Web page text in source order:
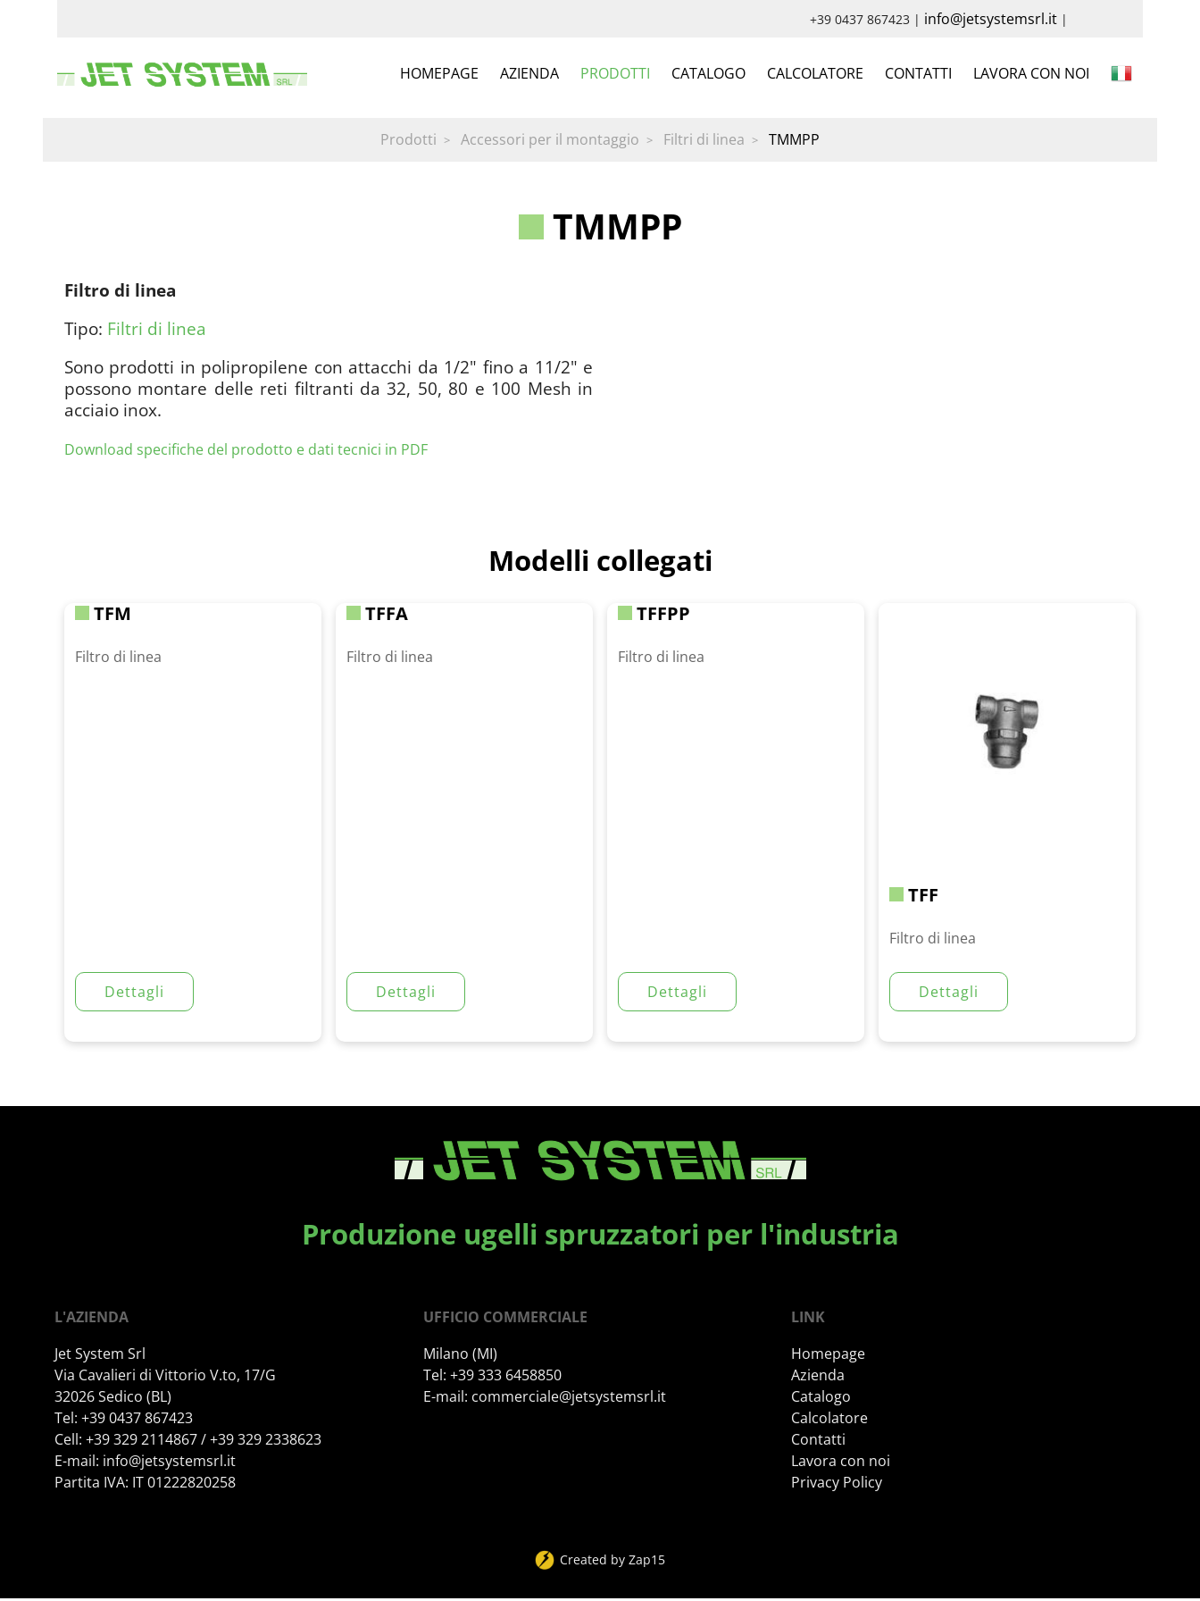
+39 0437 867423 | info@jetsystemsrl.it |
HOMEPAGE AZIENDA PRODOTTI CATALOGO CALCOLATORE CONTATTI LAVORA CON NOI
Prodotti Accessori per il montaggio Filtri di linea TMMPP
TMMPP
Filtro di linea
Tipo: Filtri di linea
Sono prodotti in polipropilene con attacchi da 1/2" fino a 11/2" e
possono montare delle reti filtranti da 32, 50, 80 e 100 Mesh in
acciaio inox.
Download specifiche del prodotto e dati tecnici in PDF
Modelli collegati
TFM
Filtro di linea
Dettagli
TFFA
Filtro di linea
Dettagli
TFFPP
Filtro di linea
Dettagli
TFF
Filtro di linea
Dettagli
Produzione ugelli spruzzatori per l'industria
L'AZIENDA
Jet System Srl
Via Cavalieri di Vittorio V.to, 17/G
32026 Sedico (BL)
Tel: +39 0437 867423
Cell: +39 329 2114867 / +39 329 2338623
E-mail: info@jetsystemsrl.it
Partita IVA: IT 01222820258
UFFICIO COMMERCIALE
Milano (MI)
Tel: +39 333 6458850
E-mail: commerciale@jetsystemsrl.it
LINK
Homepage
Azienda
Catalogo
Calcolatore
Contatti
Lavora con noi
Privacy Policy
Created by Zap15